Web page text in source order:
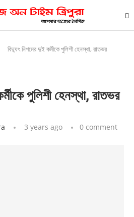
বিদ্যুৎ নিগমের দুই কর্মীকে পুলিশী হেনস্থা, রাতভর
পুলিশী হেনস্থা, রাতভর
3 years ago 0 comment